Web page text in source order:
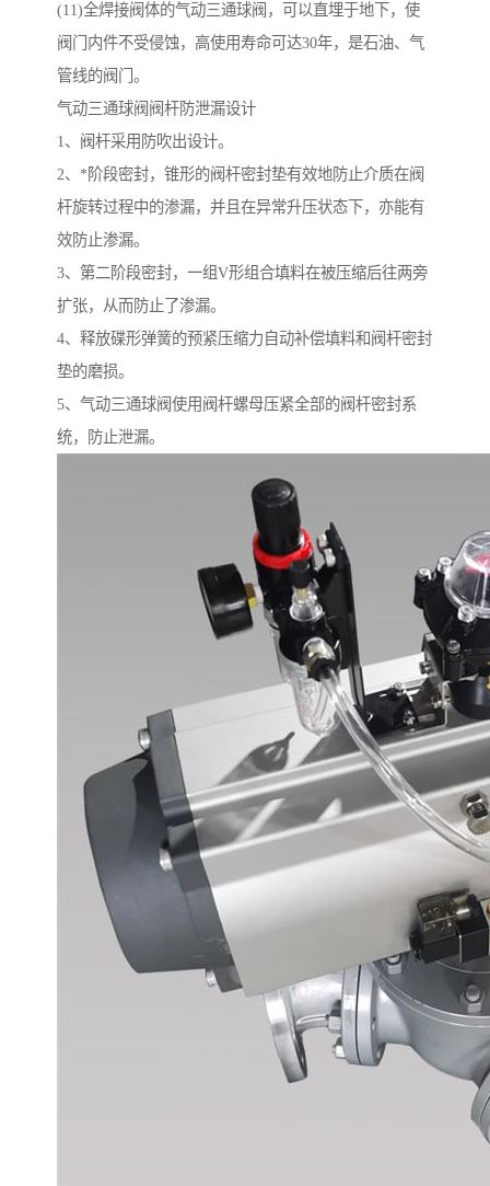
(11)全焊接阀体的气动三通球阀，可以直埋于地下，使
阀门内件不受侵蚀，高使用寿命可达30年，是石油、气
管线的阀门。
气动三通球阀阀杆防泄漏设计
1、阀杆采用防吹出设计。
2、*阶段密封，锥形的阀杆密封垫有效地防止介质在阀
杆旋转过程中的渗漏，并且在异常升压状态下，亦能有
效防止渗漏。
3、第二阶段密封，一组V形组合填料在被压缩后往两旁
扩张，从而防止了渗漏。
4、释放碟形弹簧的预紧压缩力自动补偿填料和阀杆密封
垫的磨损。
5、气动三通球阀使用阀杆螺母压紧全部的阀杆密封系
统，防止泄漏。